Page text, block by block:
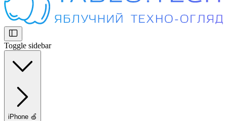
Toggle sidebar
iPhone 🍏